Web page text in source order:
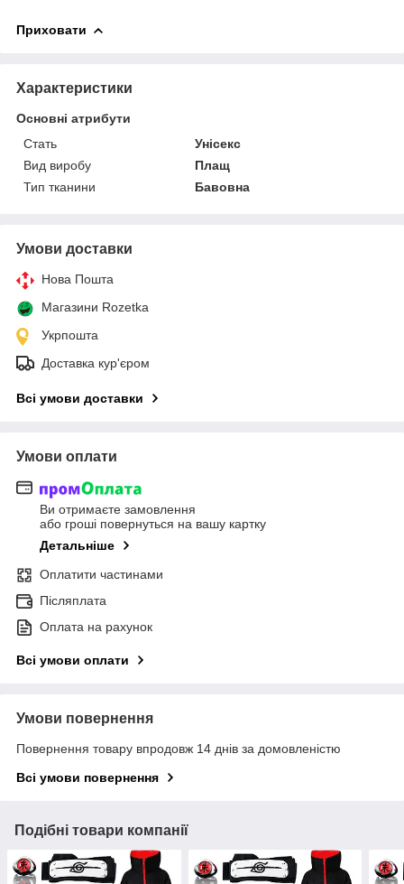
Приховати
Характеристики
Основні атрибути
Стать
Унісекс
Вид виробу
Плащ
Тип тканини
Бавовна
Умови доставки
Нова Пошта
Магазини Rozetka
Укрпошта
Доставка кур'єром
Всі умови доставки
Умови оплати
Ви отримаєте замовлення
або гроші повернуться на вашу картку
Детальніше
Оплатити частинами
Післяплата
Оплата на рахунок
Всі умови оплати
Умови повернення
Повернення товару впродовж 14 днів за домовленістю
Всі умови повернення
Подібні товари компанії